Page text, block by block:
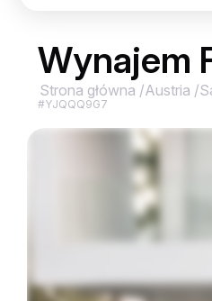
Wynajem
Strona główna /Austria /
#YJQQQ9G7